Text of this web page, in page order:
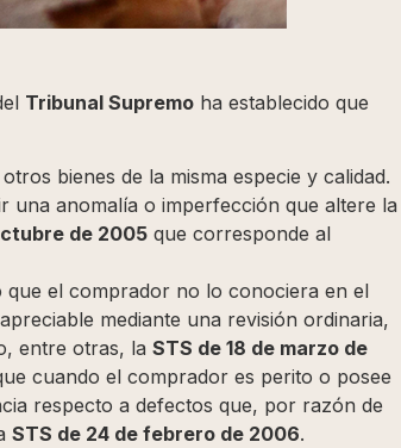
Tribunal Supremo ha establecido que
bienes de la misma especie y calidad.
una anomalía o imperfección que altere la
de 2005 que corresponde al
que el comprador no lo conociera en el
mediante una revisión ordinaria,
entre otras, la STS de 18 de marzo de
cuando el comprador es perito o posee
respecto a defectos que, por razón de
STS de 24 de febrero de 2006.